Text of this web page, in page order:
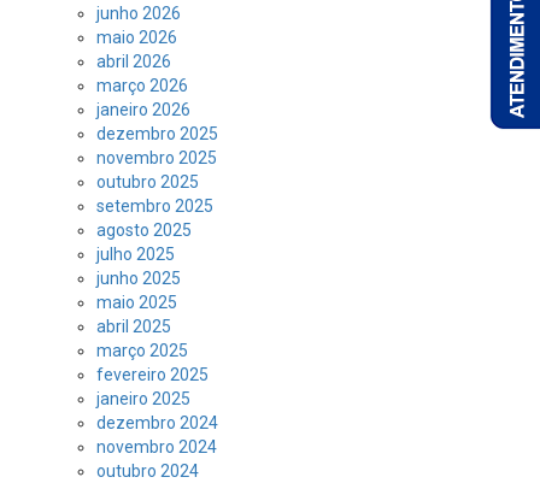
junho 2026
maio 2026
abril 2026
março 2026
janeiro 2026
dezembro 2025
novembro 2025
outubro 2025
setembro 2025
agosto 2025
julho 2025
junho 2025
maio 2025
abril 2025
março 2025
fevereiro 2025
janeiro 2025
dezembro 2024
novembro 2024
outubro 2024